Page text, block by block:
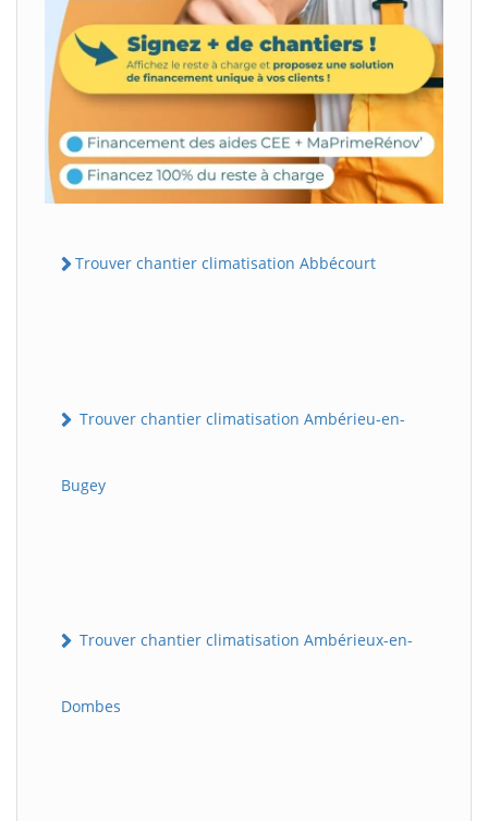
Trouver chantier climatisation Abbécourt
Trouver chantier climatisation Ambérieu-en-
Bugey
Trouver chantier climatisation Ambérieux-en-
Dombes